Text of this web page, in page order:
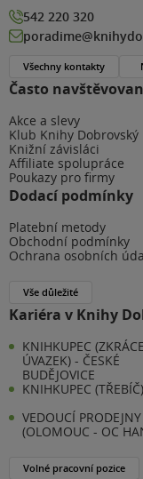
Často
Akce a slevy
Klub Knihy Dobrovský
Knižní závisláci
Affiliate spolupráce
Poukazy pro firmy
Dodací podmínky
Platební metody
Obchodní podmínky
Ochrana osobních
Vše důležité
Kariéra v Knihy
KNIHKUPEC
ÚVAZEK) - ČESKÉ
BUDĚJOVICE
KNIHKUPEC (TŘEBÍČ)
VEDOUCÍ PRODEJNY
(OLOMOUC - OC
Volné pracovní pozice
542 220 320
Všechny kontakty